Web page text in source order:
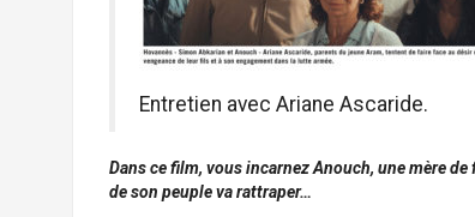
Entretien avec Ariane Ascaride.
Dans ce film, vous incarnez Anouch, une mère
de son peuple va rattraper…